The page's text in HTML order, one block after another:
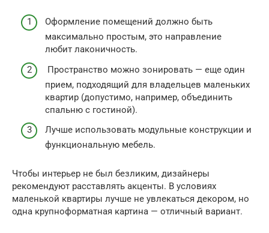
Оформление помещений должно быть
максимально простым, это направление
любит лаконичность.
Пространство можно зонировать — еще один
прием, подходящий для владельцев маленьких
квартир (допустимо, например, объединить
спальню с гостиной).
Лучше использовать модульные конструкции и
функциональную мебель.
Чтобы интерьер не был безликим, дизайнеры
рекомендуют расставлять акценты. В условиях
маленькой квартиры лучше не увлекаться декором, но
одна крупноформатная картина — отличный вариант.